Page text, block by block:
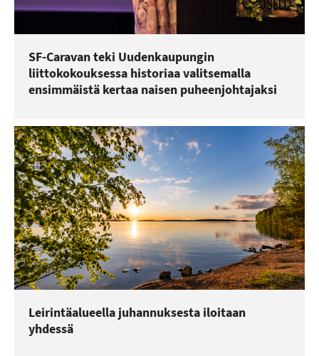
SF-Caravan teki Uudenkaupungin
liittokokouksessa historiaa valitsemalla
ensimmäistä kertaa naisen puheenjohtajaksi
Leirintäalueella juhannuksesta iloitaan
yhdessä